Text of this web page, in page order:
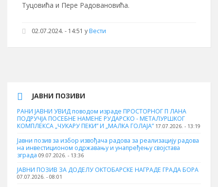
Туцовића и Пере Радовановића.
02.07.2024. - 14:51 уВести
ЈАВНИ ПОЗИВИ
РАНИ ЈАВНИ УВИД поводом израде ПРОСТОРНОГ П ЛАНА
ПОДРУЧЈА ПОСЕБНЕ НАМЕНЕ РУДАРСКО - МЕТАЛУРШКОГ
КОМПЛЕКСА „ЧУКАРУ ПЕКИ” И „МАЛКА ГОЛАЈА” 17.07.2026. - 13:19
Јавни позив за избор извођача радова за реализацију радова
на инвестиционом одржавању и унапређењу својстава
зграда 09.07.2026. - 13:36
ЈАВНИ ПОЗИВ ЗА ДОДЕЛУ ОКТOБАРСКЕ НАГРАДЕ ГРАДА БОРА
07.07.2026. - 08:01